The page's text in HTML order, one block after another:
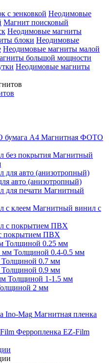
с зенковкой Неодимовые
Магнит поисковый
Неодимовые магниты
блоки Неодимовые
Неодимовые магниты малой
большой мощности
Неодимовые магниты
Магнитная ФОТО
Магнитный
авто (анизотропный)
Магнитный
Магнитный винил с
покрытием ПВХ
Толщиной 0.25 мм
Толщиной 0.4-0.5 мм
Толщиной 0.7 мм
Толщиной 0.9 мм
Толщиной 1-1.5 мм
2 мм
Магнитная пленка
Ферропленка EZ-Film